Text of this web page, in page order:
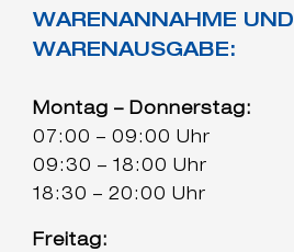
WARENANNAHME UND
WARENAUSGABE:
Montag – Donnerstag:
07:00 – 09:00 Uhr
09:30 – 18:00 Uhr
18:30 – 20:00 Uhr
Freitag: